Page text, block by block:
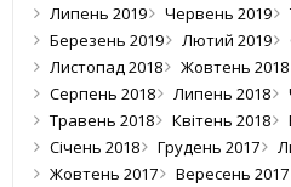
Липень 2019
Червень 2019
Березень 2019
Лютий 2019
Листопад 2018
Жовтень 2018
Серпень 2018
Липень 2018
Травень 2018
Квітень 2018
Січень 2018
Грудень 2017
Жовтень 2017
Вересень 2017